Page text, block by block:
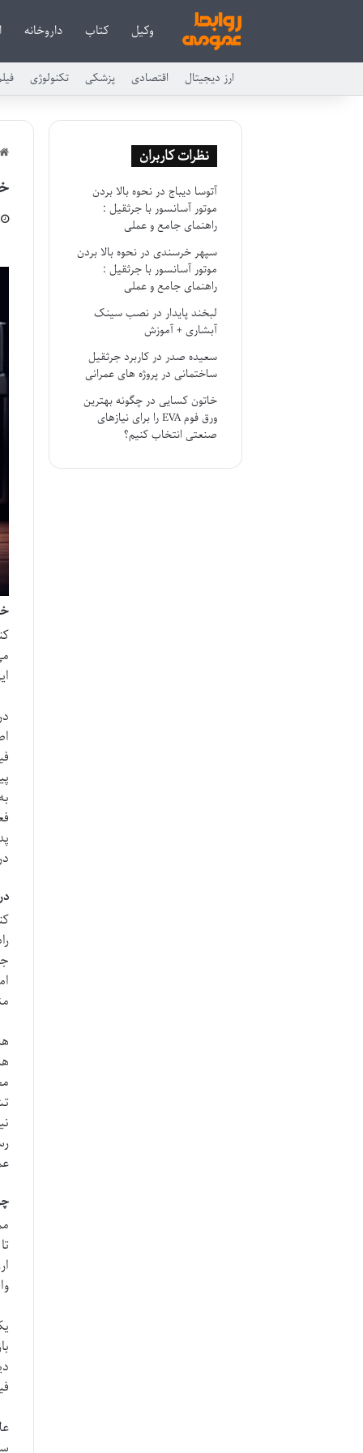
وکیل کتاب داروخانه
ارز دیجیتال اقتصادی پزشکی تکنولوژی
نظرات کاربران
آتوسا دیباج درنحوه بالا بردن
موتور آسانسور با جرثقیل :
راهنمای جامع و عملی
سپهر خرسندی درنحوه بالا بردن
موتور آسانسور با جرثقیل :
راهنمای جامع و عملی
لبخند پایدار درنصب سینک
آبشاری + آموزش
سعیده صدر درکاربرد جرثقیل
ساختمانی در پروژه های عمرانی
خاتون کسایی درچگونه بهترین
ورق فوم EVA را برای نیازهای
صنعتی انتخاب کنیم؟